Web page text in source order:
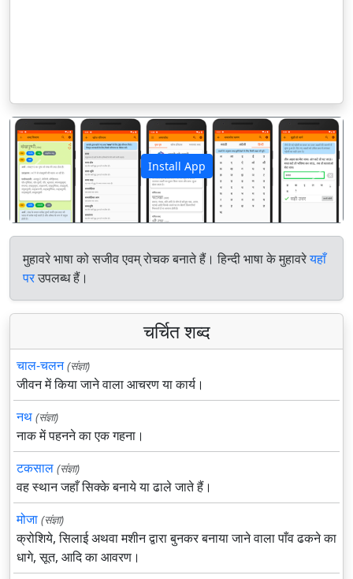
Install App
पिछला अगला
मुहावरे भाषा को सजीव एवम् रोचक बनाते हैं। हिन्दी भाषा के मुहावरेयहाँ
परउपलब्ध हैं।
चर्चित शब्द
चाल-चलन (संज्ञा)
जीवन में किया जाने वाला आचरण या कार्य।
नथ (संज्ञा)
नाक में पहनने का एक गहना।
टकसाल (संज्ञा)
वह स्थान जहाँ सिक्के बनाये या ढाले जाते हैं।
मोजा (संज्ञा)
क्रोशिये, सिलाई अथवा मशीन द्वारा बुनकर बनाया जाने वाला पाँव ढकने का
धागे, सूत, आदि का आवरण।